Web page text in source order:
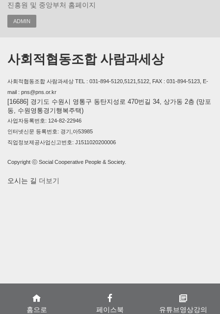
홈으로 페이스북 유튜브영상강의
진흥원 및 중앙부처 홈페이지
ADMIN
사회적협동조합 사람과세상
사회적협동조합 사람과세상 TEL : 031-894-5120,5121,5122, FAX : 031-894-5123, E-
mail : pns@pns.or.kr
[16686] 경기도 수원시 영통구 동탄지성로 470번길 34, 상가동 2층 (망포
동, 수원영통경기행복주택)
사업자등록번호: 124-82-22946
인터넷신문 등록번호: 경기,아53985
직업정보제공사업신고번호: J1511020200006
Copyright ⓒ Social Cooperative People & Society.
오시는 길 더보기